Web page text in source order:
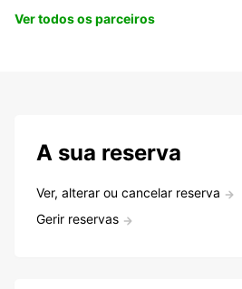
Ver todos os parceiros
A sua reserva
Ver, alterar ou cancelar reserva
Gerir reservas